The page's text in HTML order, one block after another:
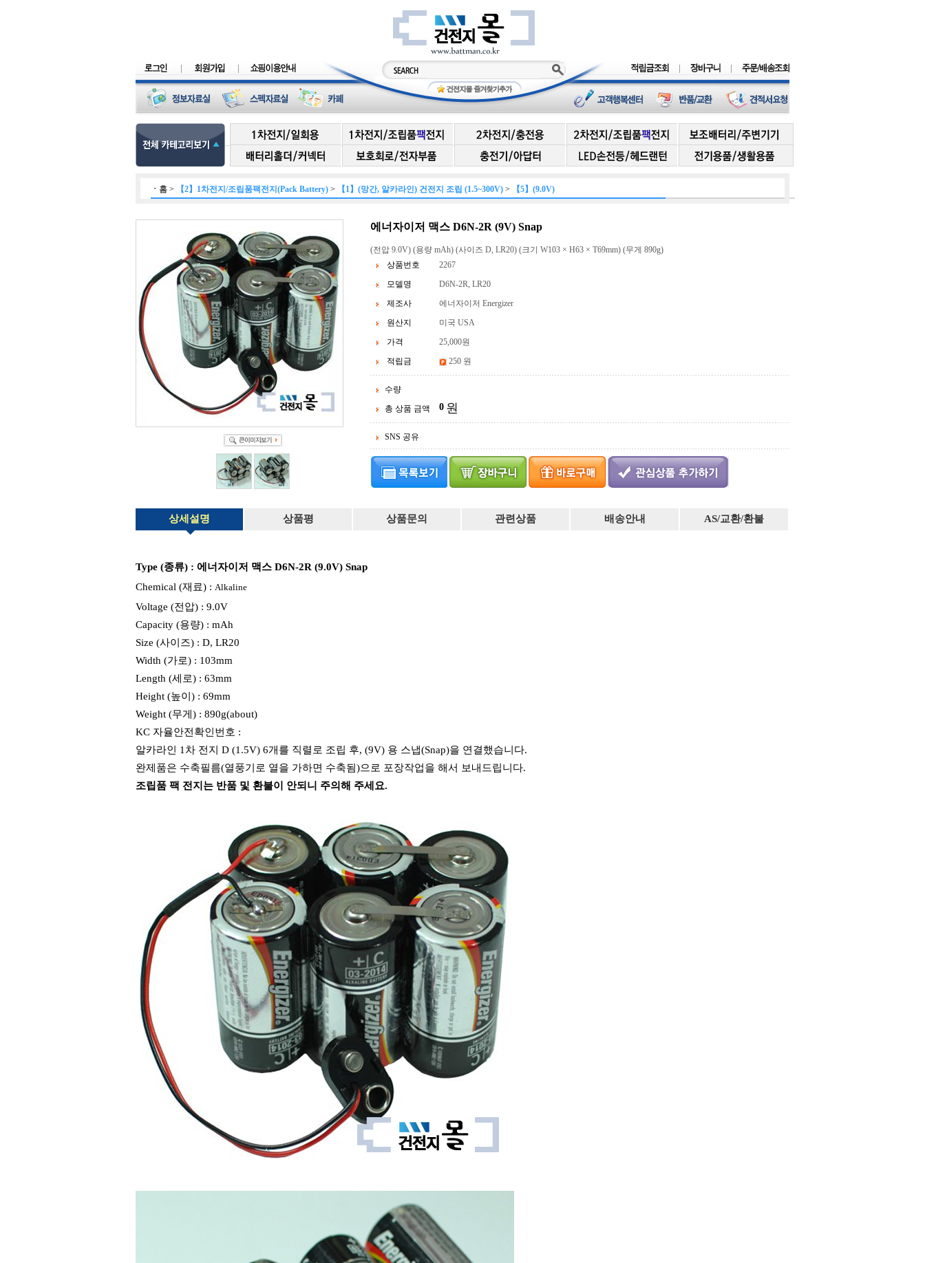
ㆍ 홈 > 【2】1차전지/조립품팩전지(Pack Battery) > 【1】(망간, 알카라인) 건전지 조립 (1.5~300V) > 【5】(9.0V)
에너자이저 맥스 D6N-2R (9V) Snap
(전압 9.0V) (용량 mAh) (사이즈 D, LR20) (크기 W103 × H63 × T69mm) (무게 890g)
상품번호
2267
모델명
D6N-2R, LR20
제조사
에너자이저 Energizer
원산지
미국 USA
가격
25,000원
적립금
250 원
수량
총 상품 금액
0 원
SNS 공유
상세설명 상품평 상품문의 관련상품 배송안내 AS/교환/환불
Type (종류) : 에너자이저 맥스 D6N-2R (9.0V) Snap
Chemical (재료) : Alkaline
Voltage (전압) : 9.0V
Capacity (용량) : mAh
Size (사이즈) : D, LR20
Width (가로) : 103mm
Length (세로) : 63mm
Height (높이) : 69mm
Weight (무게) : 890g(about)
KC 자율안전확인번호 :
알카라인 1차 전지 D (1.5V) 6개를 직렬로 조립 후, (9V) 용 스냅(Snap)을 연결했습니다.
완제품은 수축필름(열풍기로 열을 가하면 수축됨)으로 포장작업을 해서 보내드립니다.
조립품 팩 전지는 반품 및 환불이 안되니 주의해 주세요.